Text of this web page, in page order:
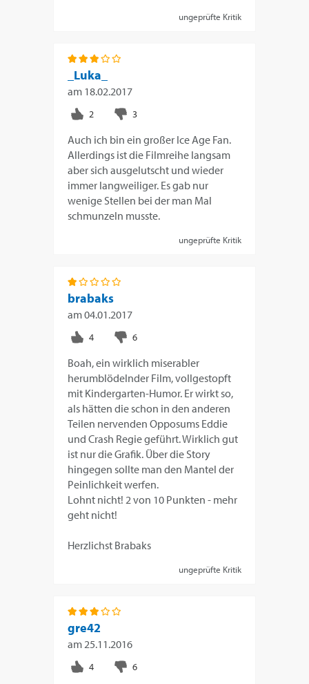
ungeprüfte Kritik
_Luka_
am 18.02.2017
Auch ich bin ein großer Ice Age Fan.
Allerdings ist die Filmreihe langsam
aber sich ausgelutscht und wieder
immer langweiliger. Es gab nur
wenige Stellen bei der man Mal
schmunzeln musste.
ungeprüfte Kritik
brabaks
am04.01.2017
Boah, ein wirklich miserabler
herumblödelnder Film, vollgestopft
mit Kindergarten-Humor. Er wirkt so,
als hätten die schon in den anderen
Teilen nervenden Opposums Eddie
und Crash Regie geführt. Wirklich gut
ist nur die Grafik. Über die Story
hingegen sollte man den Mantel der
Peinlichkeit werfen.
Lohnt nicht! 2 von 10 Punkten - mehr
geht nicht!
Herzlichst Brabaks
ungeprüfte Kritik
gre42
am 25.11.2016